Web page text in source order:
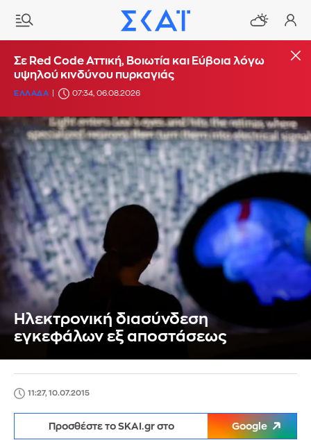
Σε Red Code Αττική, Βοιωτία και Εύβοια λόγω
υψηλού κινδύνου πυρκαγιάς
ΕΛΛΑΔΑ 07:34, 06.08.2026
Ηλεκτρονική διασύνδεση
εγκεφάλων εξ αποστάσεως
11:27, 10.07.2015
Προσθέστε το SKAI.gr στο Google